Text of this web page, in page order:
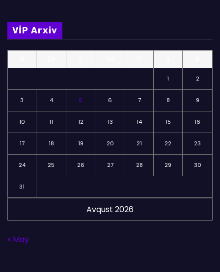
m
l
VİP Arxiv
Avqust 2026
1 2
3 4 5 6 7 8 9
10 11 12 13 14 15 16
17 18 19 20 21 22 23
24 25 26 27 28 29 30
31
« May